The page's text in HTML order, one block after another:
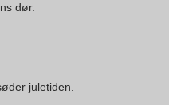
dør.
juletiden.